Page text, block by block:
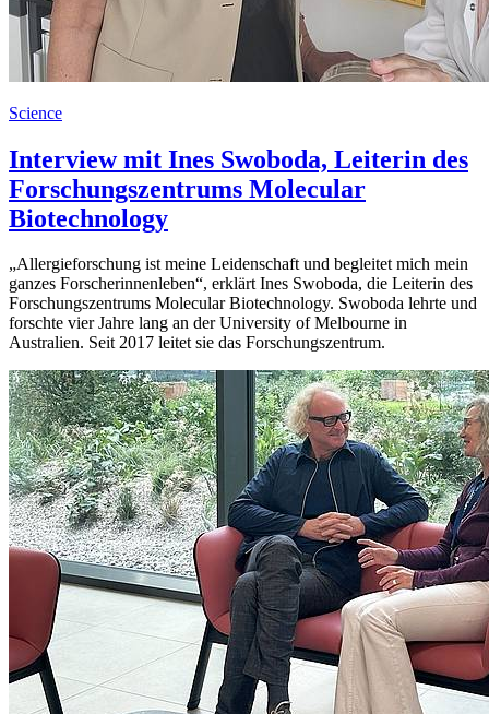
Science
Interview mit Ines Swoboda, Leiterin des
Forschungszentrums Molecular
Biotechnology
„Allergieforschung ist meine Leidenschaft und begleitet mich mein
ganzes Forscherinnenleben“, erklärt Ines Swoboda, die Leiterin des
Forschungszentrums Molecular Biotechnology. Swoboda lehrte und
forschte vier Jahre lang an der University of Melbourne in
Australien. Seit 2017 leitet sie das Forschungszentrum.